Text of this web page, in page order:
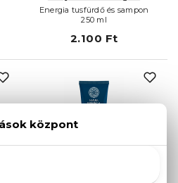
Energia tusfürdő és sampon
250 ml
2.100 Ft